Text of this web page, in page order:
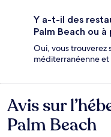
Y a-t-il des
Palm Beach ou
Oui, vous trouverez
méditerranéenne et
Avis
Avis sur
Palm Beach